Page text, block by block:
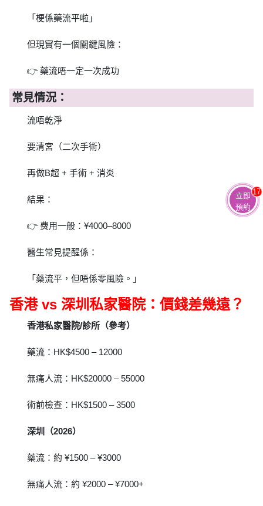
「梗係藥流平啦」
但現實有一個關鍵風險：
👉 藥流唔一定一次成功
常見情況：
流唔乾淨
要清宮（二次手術）
再做B超 + 手術 + 消炎
結果：
👉 费用一般：¥4000–8000
醫生常見提醒係：
「藥流平，但唔係零風險。」
香港 vs 深圳私家醫院：價錢差幾遠？
香港私家醫院/診所（參考）
藥流：HK$4500 – 12000
無痛人流：HK$20000 – 55000
術前檢查：HK$1500 – 3500
深圳（2026）
藥流：約 ¥1500 – ¥3000
無痛人流：約 ¥2000 – ¥7000+
立即
預約
17